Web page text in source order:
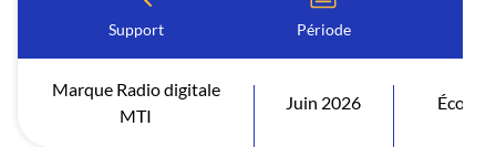
Support Période
Marque Radio digitale
MTI
Juin 2026